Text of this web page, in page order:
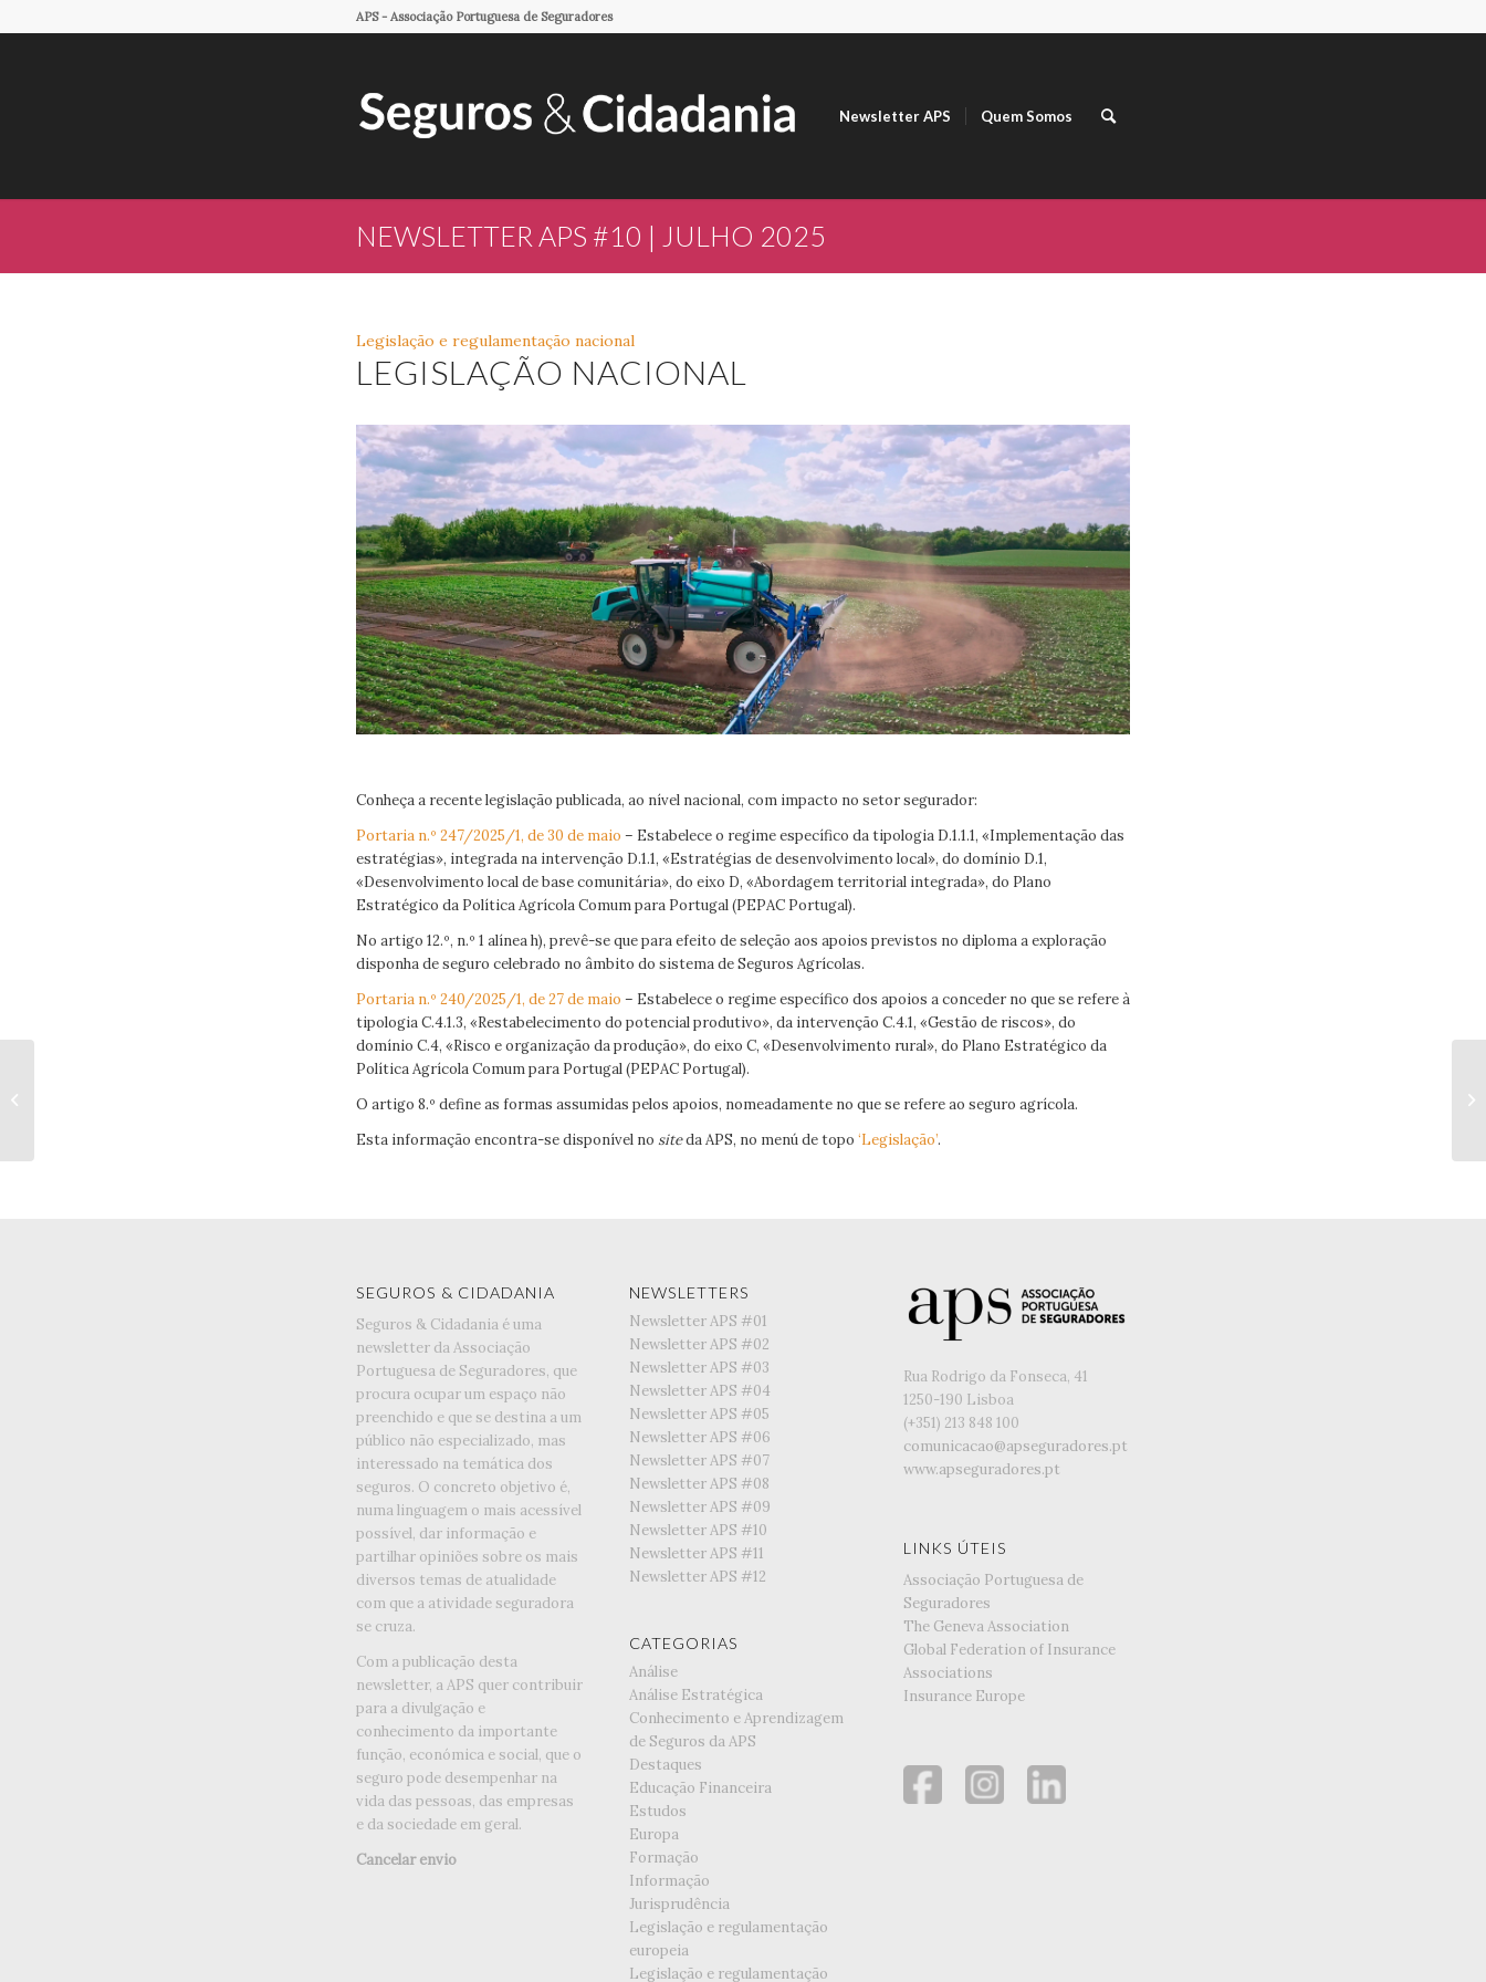
APS - Associação Portuguesa de Seguradores
Newsletter APS Quem Somos
NEWSLETTER APS #10 | JULHO 2025
Legislação e regulamentação nacional
LEGISLAÇÃO NACIONAL
Conheça a recente legislação publicada, ao nível nacional, com impacto no setor segurador:
Portaria n.º 247/2025/1, de 30 de maio – Estabelece o regime específico da tipologia D.1.1.1, «Implementação das
estratégias», integrada na intervenção D.1.1, «Estratégias de desenvolvimento local», do domínio D.1,
«Desenvolvimento local de base comunitária», do eixo D, «Abordagem territorial integrada», do Plano
Estratégico da Política Agrícola Comum para Portugal (PEPAC Portugal).
No artigo 12.º, n.º 1 alínea h), prevê-se que para efeito de seleção aos apoios previstos no diploma a exploração
disponha de seguro celebrado no âmbito do sistema de Seguros Agrícolas.
Portaria n.º 240/2025/1, de 27 de maio – Estabelece o regime específico dos apoios a conceder no que se refere à
tipologia C.4.1.3, «Restabelecimento do potencial produtivo», da intervenção C.4.1, «Gestão de riscos», do
domínio C.4, «Risco e organização da produção», do eixo C, «Desenvolvimento rural», do Plano Estratégico da
Política Agrícola Comum para Portugal (PEPAC Portugal).
O artigo 8.º define as formas assumidas pelos apoios, nomeadamente no que se refere ao seguro agrícola.
Esta informação encontra-se disponível no siteda APS, no menú de topo ‘Legislação’.
SEGUROS & CIDADANIA
Seguros & Cidadania é uma
newsletter da Associação
Portuguesa de Seguradores, que
procura ocupar um espaço não
preenchido e que se destina a um
público não especializado, mas
interessado na temática dos
seguros. O concreto objetivo é,
numa linguagem o mais acessível
possível, dar informação e
partilhar opiniões sobre os mais
diversos temas de atualidade
com que a atividade seguradora
se cruza.
Com a publicação desta
newsletter, a APS quer contribuir
para a divulgação e
conhecimento da importante
função, económica e social, que o
seguro pode desempenhar na
vida das pessoas, das empresas
e da sociedade em geral.
Cancelar envio
NEWSLETTERS
Newsletter APS #01
Newsletter APS #02
Newsletter APS #03
Newsletter APS #04
Newsletter APS #05
Newsletter APS #06
Newsletter APS #07
Newsletter APS #08
Newsletter APS #09
Newsletter APS #10
Newsletter APS #11
Newsletter APS #12
CATEGORIAS
Análise
Análise Estratégica
Conhecimento e Aprendizagem
de Seguros da APS
Destaques
Educação Financeira
Estudos
Europa
Formação
Informação
Jurisprudência
Legislação e regulamentação
europeia
Legislação e regulamentação
Rua Rodrigo da Fonseca, 41
1250-190 Lisboa
(+351) ‭213 848 100
comunicacao@apseguradores.pt
www.apseguradores.pt
LINKS ÚTEIS
Associação Portuguesa de
Seguradores
The Geneva Association
Global Federation of Insurance
Associations
Insurance Europe